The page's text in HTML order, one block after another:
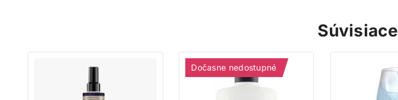
Dočasne nedostupné